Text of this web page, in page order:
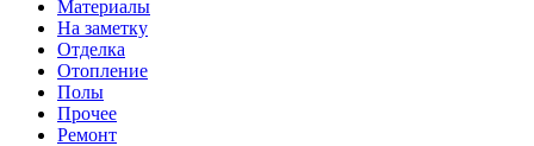
Материалы
На заметку
Отделка
Отопление
Полы
Прочее
Ремонт